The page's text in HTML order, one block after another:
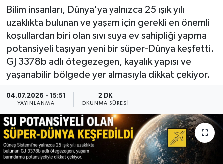
Bilim insanları, Dünya'ya yalnızca 25 ışık yılı
uzaklıkta bulunan ve yaşam için gerekli en önemli
koşullardan biri olan sıvı suya ev sahipliği yapma
potansiyeli taşıyan yeni bir süper-Dünya keşfetti.
GJ 3378b adlı ötegezegen, kayalık yapısı ve
yaşanabilir bölgede yer almasıyla dikkat çekiyor.
04.07.2026 - 15:51
YAYINLANMA
2 DK
OKUNMA SÜRESI